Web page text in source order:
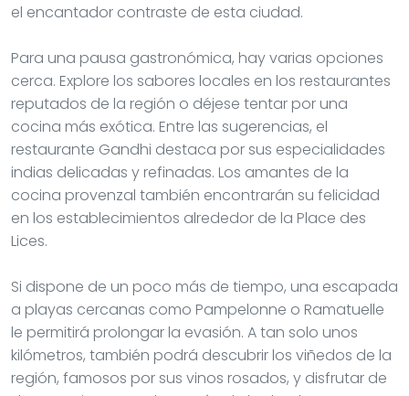
el encantador contraste de esta ciudad.
Para una pausa gastronómica, hay varias opciones
cerca. Explore los sabores locales en los restaurantes
reputados de la región o déjese tentar por una
cocina más exótica. Entre las sugerencias, el
restaurante Gandhi destaca por sus especialidades
indias delicadas y refinadas. Los amantes de la
cocina provenzal también encontrarán su felicidad
en los establecimientos alrededor de la Place des
Lices.
Si dispone de un poco más de tiempo, una escapada
a playas cercanas como Pampelonne o Ramatuelle
le permitirá prolongar la evasión. A tan solo unos
kilómetros, también podrá descubrir los viñedos de la
región, famosos por sus vinos rosados, y disfrutar de